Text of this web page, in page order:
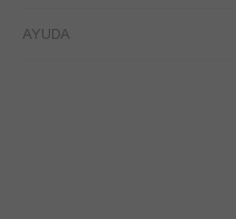
AYUDA